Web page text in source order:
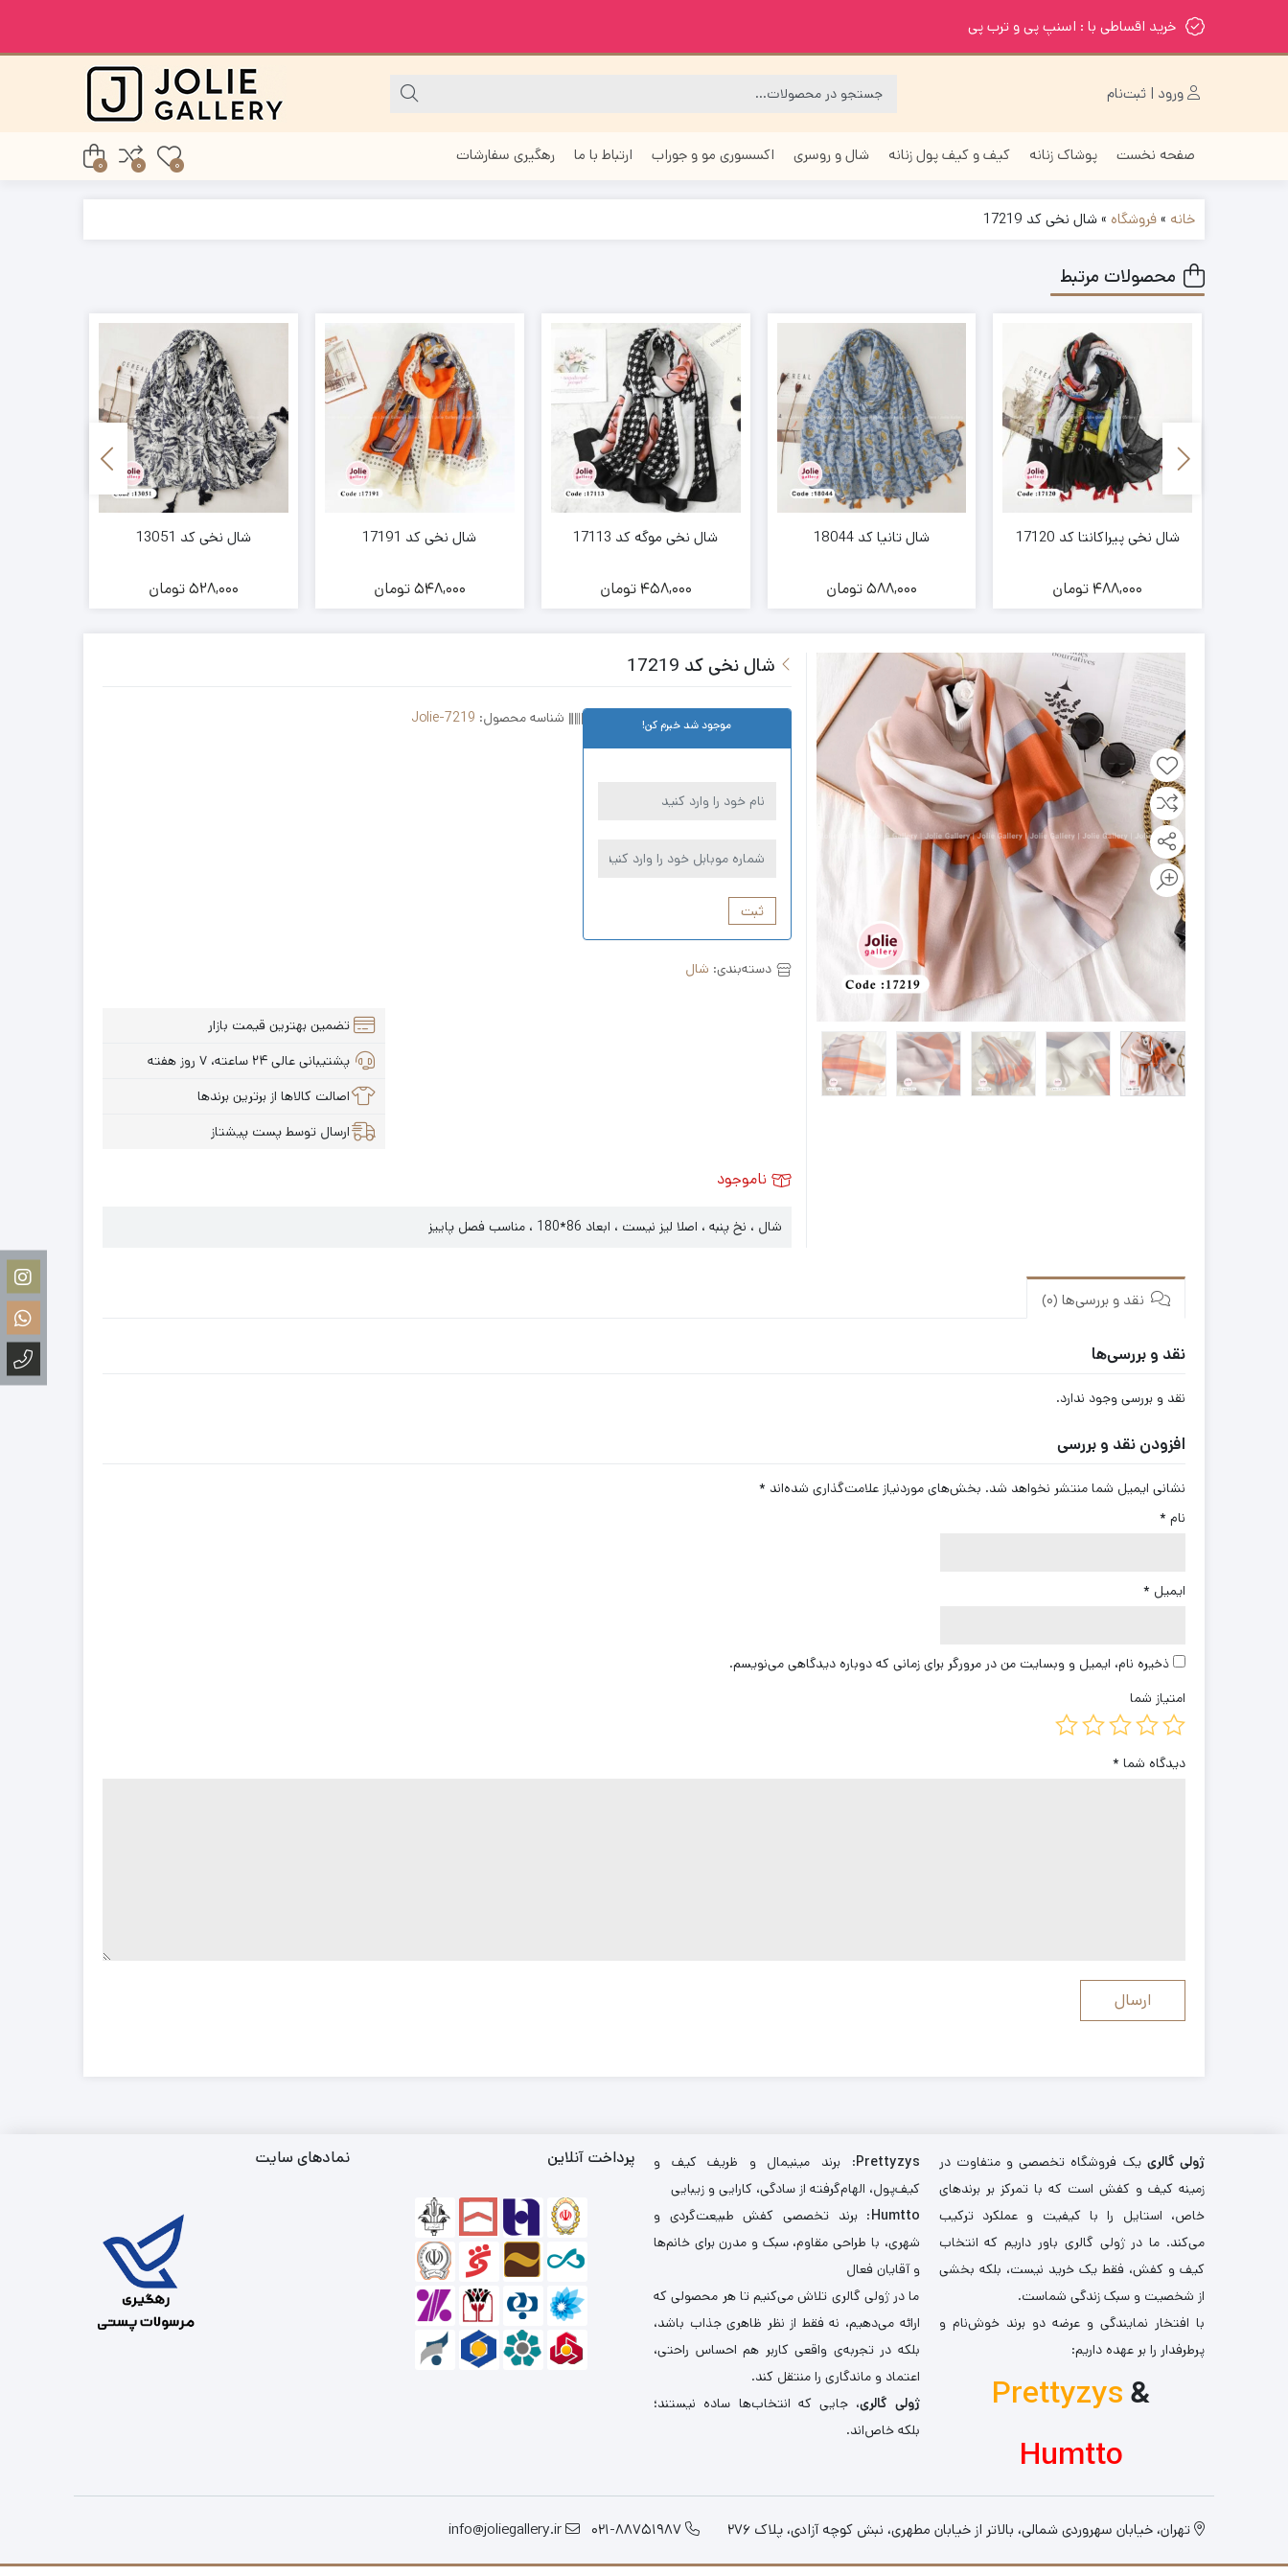
خرید اقساطی با : اسنپ پی و ترب پی
ورود | ثبت‌نام
صفحه نخست پوشاک زنانه کیف و کیف پول زنانه شال و روسری اکسسوری مو و جوراب ارتباط با ما رهگیری سفارشات
0
0
0
خانه »فروشگاه »شال نخی کد 17219
محصولات مرتبط
شال نخی پیراکانتا کد 17120
488,000 تومان
شال تانیا کد 18044
588,000تومان
شال نخی موگه کد 17113
458,000 تومان
شال نخی کد 17191
548,000تومان
شال نخی کد 13051
528,000تومان
شال نخی کد 17219
موجود شد خبرم کن!
ثبت
شناسه محصول: Jolie-7219
دسته‌بندی: شال
تضمین بهترین قیمت بازار
پشتیبانی عالی ۲۴ ساعته، ۷ روز هفته
اصالت کالاها از برترین برندها
ارسال توسط پست پیشتاز
ناموجود
شال ، نخ پنبه ، اصلا لیز نیست ، ابعاد 86*180 ، مناسب فصل پاییز
نقد و بررسی‌ها (0)
نقد و بررسی‌ها
نقد و بررسی وجود ندارد.
افزودن نقد و بررسی
نشانی ایمیل شما منتشر نخواهد شد. بخش‌های موردنیاز علامت‌گذاری شده‌اند *
نام *
ایمیل *
ذخیره نام، ایمیل و وبسایت من در مرورگر برای زمانی که دوباره دیدگاهی می‌نویسم.
امتیاز شما
دیدگاه شما *
ژولی گالری یک فروشگاه تخصصی و متفاوت در
زمینه کیف و کفش است که با تمرکز بر برندهای
خاص، استایل را با کیفیت و عملکرد ترکیب
می‌کند. ما در ژولی گالری باور داریم که انتخاب
کیف و کفش، فقط یک خرید نیست، بلکه بخشی
از شخصیت و سبک زندگی شماست.
با افتخار نمایندگی و عرضه دو برند خوش‌نام و
پرطرفدار را بر عهده داریم:
Prettyzys&
Humtto
Prettyzys: برند مینیمال و ظریف کیف و
کیف‌پول، الهام‌گرفته از سادگی، کارایی و زیبایی
Humtto: برند تخصصی کفش طبیعت‌گردی و
شهری، با طراحی مقاوم، سبک و مدرن برای خانم‌ها
و آقایان فعال
ما در ژولی گالری تلاش می‌کنیم تا هر محصولی که
ارائه می‌دهیم، نه فقط از نظر ظاهری جذاب باشد،
بلکه در تجربه‌ی واقعی کاربر هم احساس راحتی،
اعتماد و ماندگاری را منتقل کند.
ژولی گالری، جایی که انتخاب‌ها ساده نیستند؛
بلکه خاص‌اند.
پرداخت آنلاین نمادهای سایت
تهران، خیابان سهروردی شمالی، بالاتر از خیابان مطهری، نبش کوچه آزادی، پلاک 276 021-88751987
info@joliegallery.ir